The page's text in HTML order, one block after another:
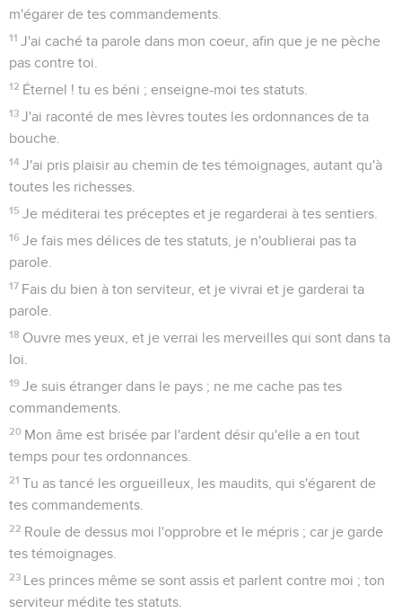
m'égarer de tes commandements.
11 J'ai caché ta parole dans mon coeur, afin que je ne pèche
pas contre toi.
12 Éternel ! tu es béni ; enseigne-moi tes statuts.
13 J'ai raconté de mes lèvres toutes les ordonnances de ta
bouche.
14 J'ai pris plaisir au chemin de tes témoignages, autant qu'à
toutes les richesses.
15 Je méditerai tes préceptes et je regarderai à tes sentiers.
16 Je fais mes délices de tes statuts, je n'oublierai pas ta
parole.
17 Fais du bien à ton serviteur, et je vivrai et je garderai ta
parole.
18 Ouvre mes yeux, et je verrai les merveilles qui sont dans ta
loi.
19 Je suis étranger dans le pays ; ne me cache pas tes
commandements.
20 Mon âme est brisée par l'ardent désir qu'elle a en tout
temps pour tes ordonnances.
21 Tu as tancé les orgueilleux, les maudits, qui s'égarent de
tes commandements.
22 Roule de dessus moi l'opprobre et le mépris ; car je garde
tes témoignages.
23 Les princes même se sont assis et parlent contre moi ; ton
serviteur médite tes statuts.